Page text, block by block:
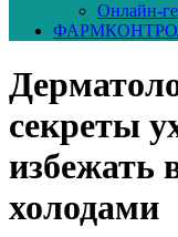
Онлайн-
секреты
избежать
холодами